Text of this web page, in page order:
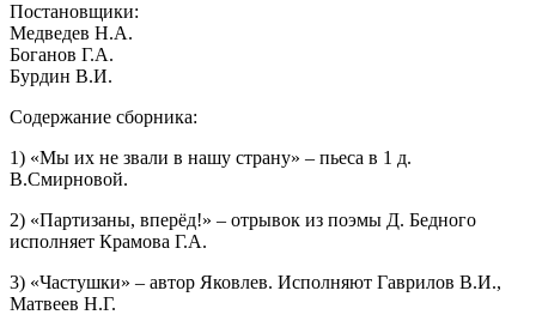
Постановщики:
Медведев Н.А.
Боганов Г.А.
Бурдин В.И.
Содержание сборника:
1) «Мы их не звали в нашу страну» – пьеса в 1 д.
В.Смирновой.
2) «Партизаны, вперёд!» – отрывок из поэмы Д. Бедного
исполняет Крамова Г.А.
3) «Частушки» – автор Яковлев. Исполняют Гаврилов В.И.,
Матвеев Н.Г.